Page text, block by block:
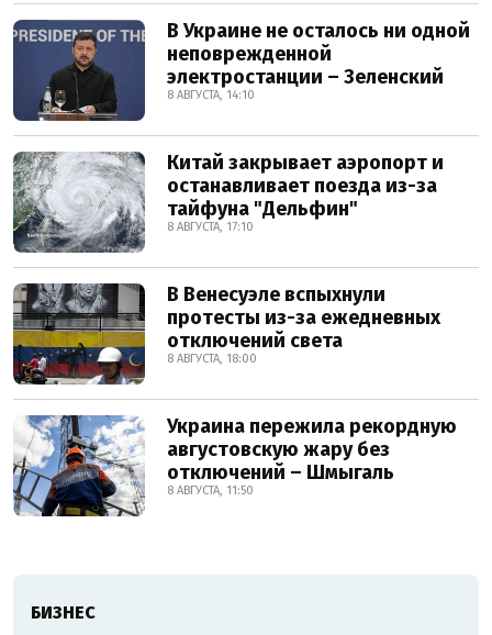
В Украине не осталось ни одной
неповрежденной
электростанции – Зеленский
8 АВГУСТА, 14:10
Китай закрывает аэропорт и
останавливает поезда из-за
тайфуна "Дельфин"
8 АВГУСТА, 17:10
В Венесуэле вспыхнули
протесты из-за ежедневных
отключений света
8 АВГУСТА, 18:00
Украина пережила рекордную
августовскую жару без
отключений – Шмыгаль
8 АВГУСТА, 11:50
БИЗНЕС